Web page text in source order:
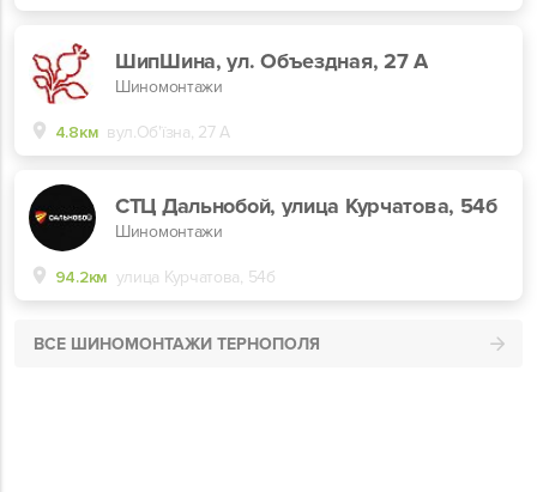
ШипШина, ул. Объездная, 27 А
Шиномонтажи
4.8км вул.Об'їзна, 27 А
СТЦ Дальнобой, улица Курчатова, 54б
Шиномонтажи
94.2км улица Курчатова, 54б
ВСЕ ШИНОМОНТАЖИ ТЕРНОПОЛЯ